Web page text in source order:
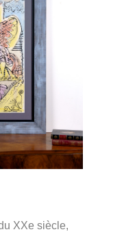
XXe siècle,